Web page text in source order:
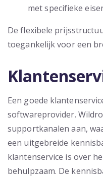
met specifieke
De flexibele
toegankelijk voor een
Een goede
softwareprovider.
supportkanalen aan,
een uitgebreide
klantenservice is over
behulpzaam. De